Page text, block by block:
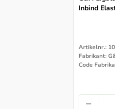
Inbind
Artikelnr.:
Fabrikant:
Code